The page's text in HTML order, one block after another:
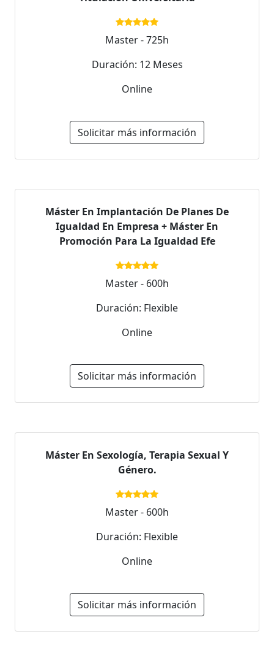
Master - 725h
Duración: 12 Meses
Online
Solicitar más información
Máster En Implantación De Planes De
Igualdad En Empresa + Máster En
Promoción Para La Igualdad Efe
Master - 600h
Duración: Flexible
Online
Solicitar más información
Máster En Sexología, Terapia Sexual Y
Género.
Master - 600h
Duración: Flexible
Online
Solicitar más información